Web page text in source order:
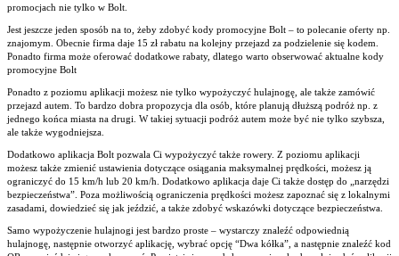
promocjach nie tylko w Bolt.
Jest jeszcze jeden sposób na to, żeby zdobyć kody promocyjne Bolt – to polecanie oferty np.
znajomym. Obecnie firma daje 15 zł rabatu na kolejny przejazd za podzielenie się kodem.
Ponadto firma może oferować dodatkowe rabaty, dlatego warto obserwować aktualne kody
promocyjne Bolt
Ponadto z poziomu aplikacji możesz nie tylko wypożyczyć hulajnogę, ale także zamówić
przejazd autem. To bardzo dobra propozycja dla osób, które planują dłuższą podróż np. z
jednego końca miasta na drugi. W takiej sytuacji podróż autem może być nie tylko szybsza,
ale także wygodniejsza.
Dodatkowo aplikacja Bolt pozwala Ci wypożyczyć także rowery. Z poziomu aplikacji
możesz także zmienić ustawienia dotyczące osiągania maksymalnej prędkości, możesz ją
ograniczyć do 15 km/h lub 20 km/h. Dodatkowo aplikacja daje Ci także dostęp do „narzędzi
bezpieczeństwa”. Poza możliwością ograniczenia prędkości możesz zapoznać się z lokalnymi
zasadami, dowiedzieć się jak jeździć, a także zdobyć wskazówki dotyczące bezpieczeństwa.
Samo wypożyczenie hulajnogi jest bardzo proste – wystarczy znaleźć odpowiednią
hulajnogę, następnie otworzyć aplikację, wybrać opcję “Dwa kółka”, a następnie znaleźć kod